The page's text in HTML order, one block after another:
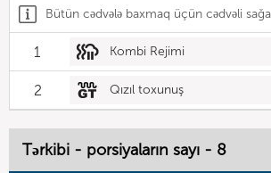
Bütün cədvələ baxmaq üçün cədvəli
1 Kombi Rejimi
2 Qızıl toxunuş
Tərkibi - porsiyaların sayı - 8